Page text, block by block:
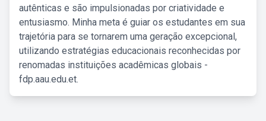
autênticas e são impulsionadas por criatividade e
entusiasmo. Minha meta é guiar os estudantes em sua
trajetória para se tornarem uma geração excepcional,
utilizando estratégias educacionais reconhecidas por
renomadas instituições acadêmicas globais -
fdp.aau.edu.et.